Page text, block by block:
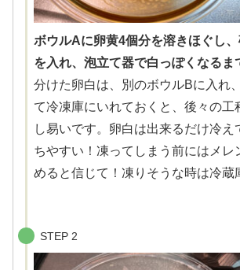
ボウルAに卵黄4個分を溶きほぐし
を入れ、泡立て器で白っぽくなるま
分けた卵白は、別のボウルBに入れ
て冷凍庫にいれておくと、後々の工
し易いです。卵白は出来るだけ冷え
ちやすい！凍ってしまう前にはメレ
めると信じて！凍りそうな時は冷蔵
STEP 2